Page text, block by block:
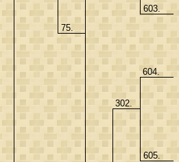
75.
603.
302.
604.
605.